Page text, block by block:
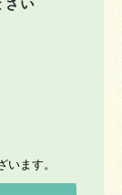
ます。